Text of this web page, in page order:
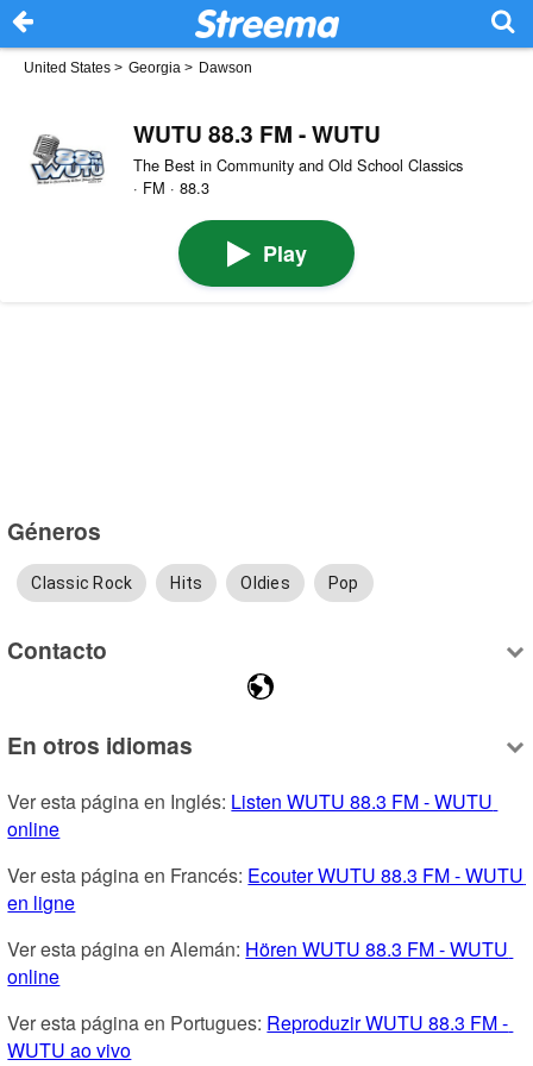
United States > Georgia > Dawson
WUTU 88.3 FM - WUTU
The Best in Community and Old School Classics
· FM · 88.3
Play
Géneros
Classic Rock Hits Oldies Pop
Contacto
En otros idiomas
Ver esta página en Inglés: Listen WUTU 88.3 FM - WUTU
online
Ver esta página en Francés: Ecouter WUTU 88.3 FM - WUTU
en ligne
Ver esta página en Alemán: Hören WUTU 88.3 FM - WUTU
online
Ver esta página en Portugues: Reproduzir WUTU 88.3 FM -
WUTU ao vivo